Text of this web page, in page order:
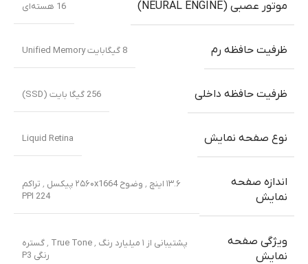
موتور عصبی (NEURAL ENGINE) 16 هسته‌ای
ظرفیت حافظه رم 8 گیگابایت Unified Memory
ظرفیت حافظه داخلی 256 گیگا بایت (SSD)
نوع صفحه نمایش Liquid Retina
اندازه صفحه
نمایش
۱۳.۶ اینچ ٬ وضوح ۲۵۶۰x1664 پیکسل ٬ تراکم
PPI 224
ویژگی صفحه
نمایش
پشتیبانی از ۱ میلیارد رنگ ٬ True Tone ٬ گستره
رنگی P3